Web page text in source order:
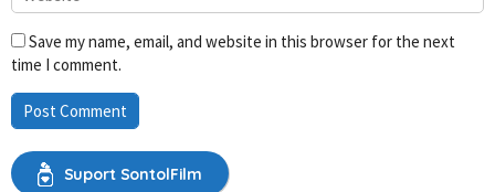
Save my name, email, and website in this browser for the next
time I comment.
Suport SontolFilm